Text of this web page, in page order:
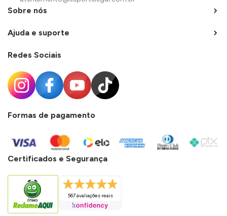
Sobre nós
Ajuda e suporte
Redes Sociais
Formas de pagamento
Certificados e Segurança
567 avaliações reais